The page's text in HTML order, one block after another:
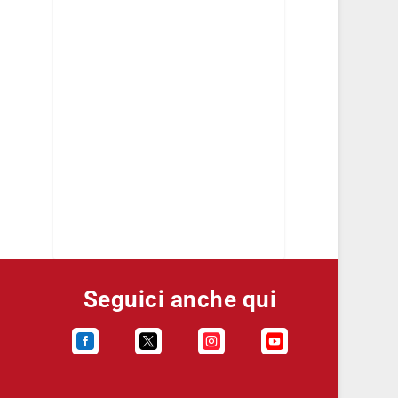
Seguici anche qui
   